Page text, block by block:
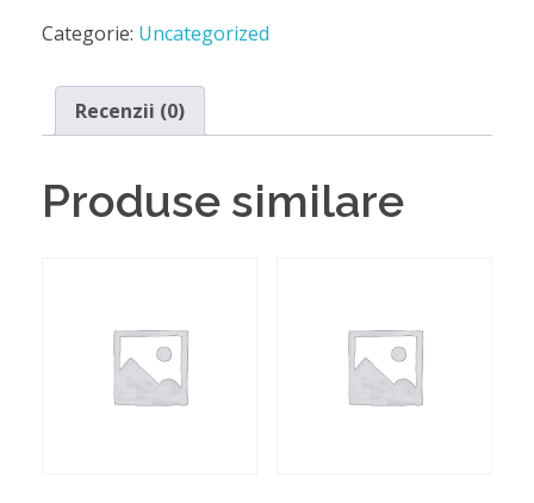
Categorie: Uncategorized
Recenzii (0)
Produse similare